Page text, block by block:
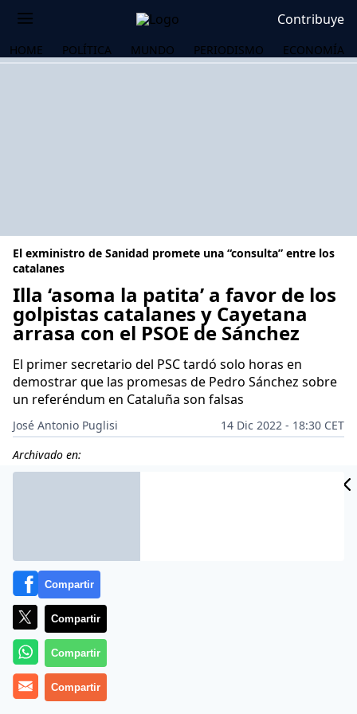
Contribuye
HOME POLÍTICA MUNDO PERIODISMO ECONOMÍA
El exministro de Sanidad promete una “consulta” entre los
catalanes
Illa ‘asoma la patita’ a favor de los
golpistas catalanes y Cayetana
arrasa con el PSOE de Sánchez
El primer secretario del PSC tardó solo horas en
demostrar que las promesas de Pedro Sánchez sobre
un referéndum en Cataluña son falsas
José Antonio Puglisi
14 Dic 2022 - 18:30 CET
Archivado en:
Compartir
Compartir
Compartir
Compartir